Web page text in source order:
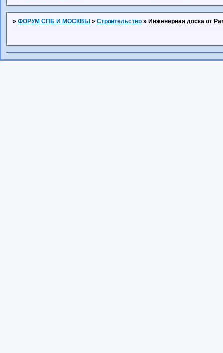
» ФОРУМ СПБ И МОСКВЫ » Строительство » Инженерная доска от